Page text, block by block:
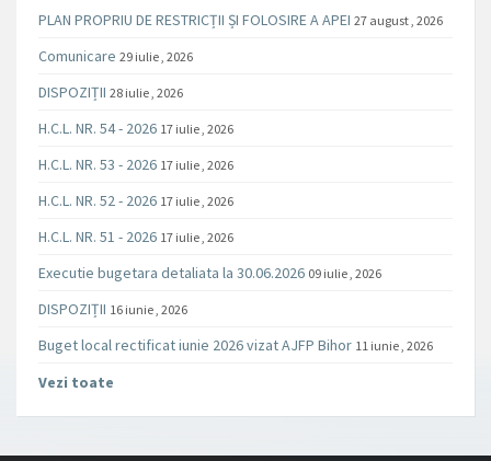
PLAN PROPRIU DE RESTRICȚII ȘI FOLOSIRE A APEI 27 august , 2026
Comunicare 29 iulie , 2026
DISPOZIȚII 28 iulie , 2026
H.C.L. NR. 54 - 2026 17 iulie , 2026
H.C.L. NR. 53 - 2026 17 iulie , 2026
H.C.L. NR. 52 - 2026 17 iulie , 2026
H.C.L. NR. 51 - 2026 17 iulie , 2026
Executie bugetara detaliata la 30.06.2026 09 iulie , 2026
DISPOZIȚII 16 iunie , 2026
Buget local rectificat iunie 2026 vizat AJFP Bihor 11 iunie , 2026
Vezi toate